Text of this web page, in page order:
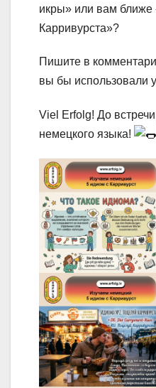
икры» или вам ближе
Карривурста»?
Пишите в
вы бы использовали
Viel Erfolg! До
немецкого языка!